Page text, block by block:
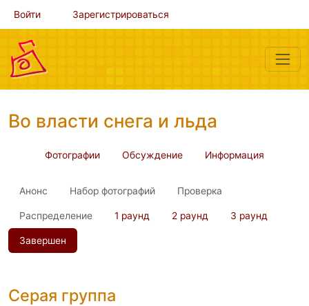
Войти Зарегистрироваться
Во власти снега и льда
Фотографии Обсуждение Информация
Анонс Набор фотографий Проверка
Распределение 1 раунд 2 раунд 3 раунд
Завершен
Серая группа